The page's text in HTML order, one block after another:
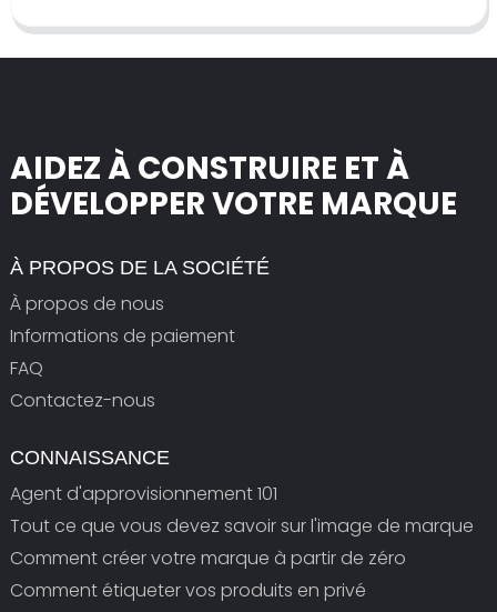
AIDEZ À CONSTRUIRE ET À
DÉVELOPPER VOTRE MARQUE
À PROPOS DE LA SOCIÉTÉ
À propos de nous
Informations de paiement
FAQ
Contactez-nous
CONNAISSANCE
Agent d'approvisionnement 101
Tout ce que vous devez savoir sur l'image de marque
Comment créer votre marque à partir de zéro
Comment étiqueter vos produits en privé